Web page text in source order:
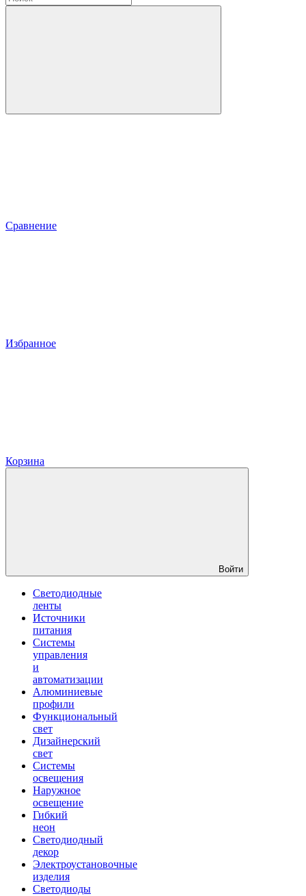
Сравнение
Избранное
Корзина
Войти
Светодиодные
ленты
Источники
питания
Системы
управления
и
автоматизации
Алюминиевые
профили
Функциональный
свет
Дизайнерский
свет
Системы
освещения
Наружное
освещение
Гибкий
неон
Светодиодный
декор
Электроустановочные
изделия
Светодиоды